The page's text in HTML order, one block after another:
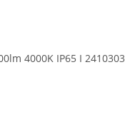
4000K IP65 I 2410303